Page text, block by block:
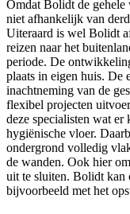
Omdat Bolidt de gehele
niet afhankelijk van
Uiteraard is wel Bolidt
reizen naar het
periode. De
plaats in eigen huis. De
inachtneming van de
flexibel projecten
deze specialisten wat
hygiënische vloer.
ondergrond volledig
de wanden. Ook hier
uit te sluiten. Bolidt kan
bijvoorbeeld met het